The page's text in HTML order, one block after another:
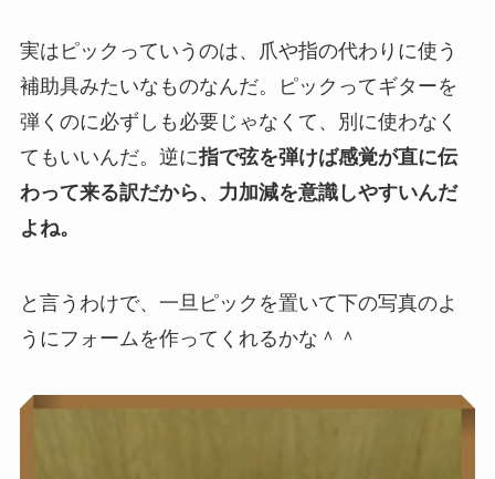
実はピックっていうのは、爪や指の代わりに使う
補助具みたいなものなんだ。ピックってギターを
弾くのに必ずしも必要じゃなくて、別に使わなく
てもいいんだ。逆に指で弦を弾けば感覚が直に伝
わって来る訳だから、力加減を意識しやすいんだ
よね。
と言うわけで、一旦ピックを置いて下の写真のよ
うにフォームを作ってくれるかな＾＾